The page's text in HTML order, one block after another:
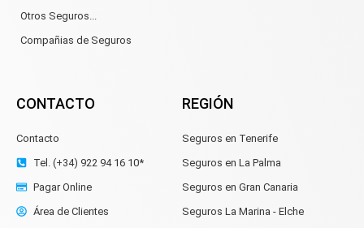
Otros Seguros...
Compañias de Seguros
CONTACTO
Contacto
Tel. (+34) 922 94 16 10*
Pagar Online
Área de Clientes
REGIÓN
Seguros en Tenerife
Seguros en La Palma
Seguros en Gran Canaria
Seguros La Marina - Elche